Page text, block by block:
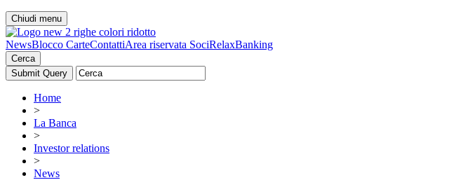
Chiudi menu
NewsBlocco CarteContattiArea riservata SociRelaxBanking
Cerca
Home
>
La Banca
>
Investor relations
>
News